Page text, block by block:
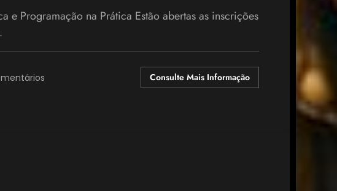
e Programação na Prática Estão abertas as inscrições
Consulte Mais Informação